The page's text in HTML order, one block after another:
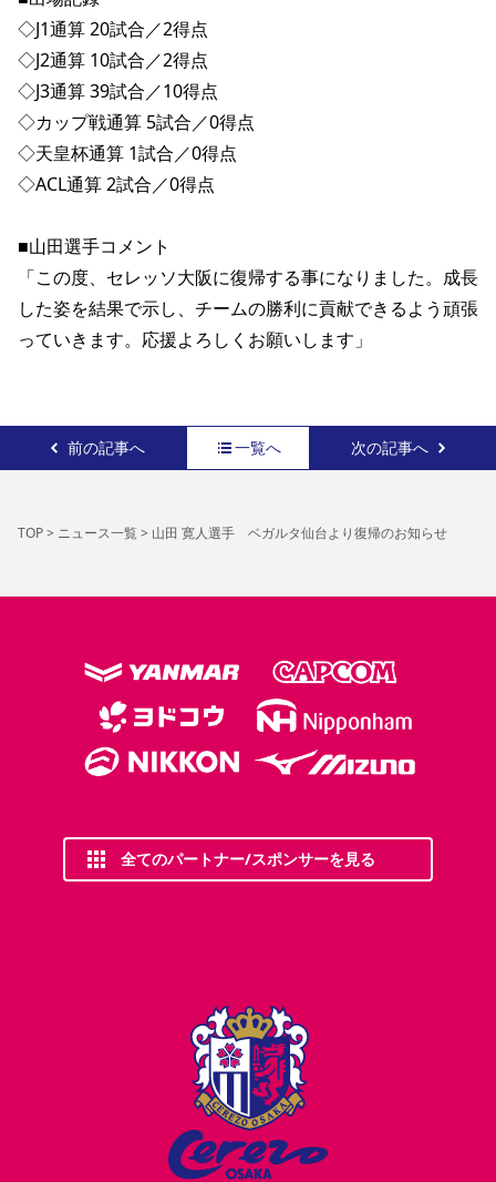
◇J1通算 20試合／2得点
◇J2通算 10試合／2得点
◇J3通算 39試合／10得点
◇カップ戦通算 5試合／0得点
◇天皇杯通算 1試合／0得点
◇ACL通算 2試合／0得点
■山田選手コメント
「この度、セレッソ大阪に復帰する事になりました。成長
した姿を結果で示し、チームの勝利に貢献できるよう頑張
っていきます。応援よろしくお願いします」
前の記事へ 一覧へ 次の記事へ
TOP> ニュース一覧> 山田 寛人選手 ベガルタ仙台より復帰のお知らせ
全てのパートナー/スポンサーを見る